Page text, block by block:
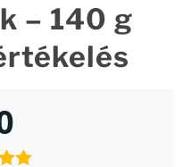
– 140 g